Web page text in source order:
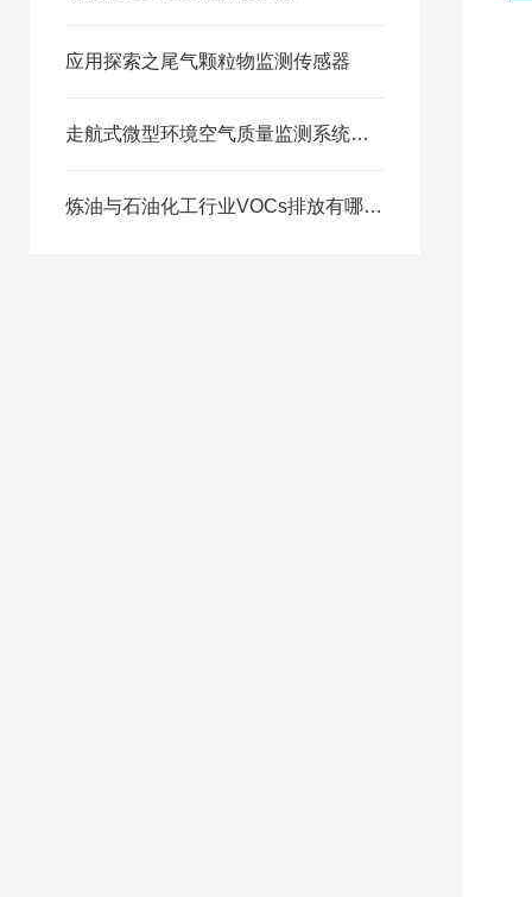
应用探索之尾气颗粒物监测传感器
走航式微型环境空气质量监测系统的应用
炼油与石油化工行业VOCs排放有哪些特点和要求